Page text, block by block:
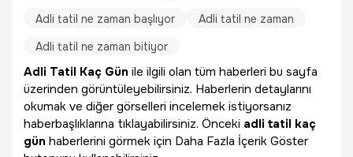
Adli tatil ne zaman başlıyor
Adli tatil ne zaman
Adli tatil ne zaman bitiyor
Adli Tatil Kaç Gün ile ilgili olan tüm haberleri bu sayfa
üzerinden görüntüleyebilirsiniz. Haberlerin detaylarını
okumak ve diğer görselleri incelemek istiyorsanız
haberbaşlıklarına tıklayabilirsiniz. Önceki adli tatil kaç
gün haberlerini görmek için Daha Fazla İçerik Göster